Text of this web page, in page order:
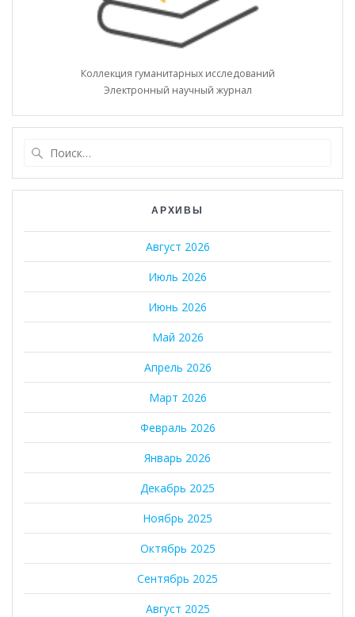
Коллекция гуманитарных исследований
Электронный научный журнал
АРХИВЫ
Август 2026
Июль 2026
Июнь 2026
Май 2026
Апрель 2026
Март 2026
Февраль 2026
Январь 2026
Декабрь 2025
Ноябрь 2025
Октябрь 2025
Сентябрь 2025
Август 2025